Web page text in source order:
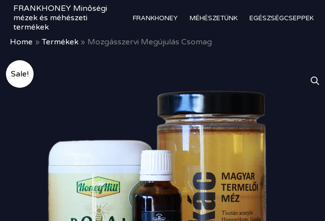
Skip
content
FRANKHONEY Minőségi
mézek és méhészeti
termékek
FRANKHONEY MÉHÉSZETÜNK EGÉSZSÉGCSEPPEK
Home Termékek Mozgásszervi Megújulás Csomag
Sale!